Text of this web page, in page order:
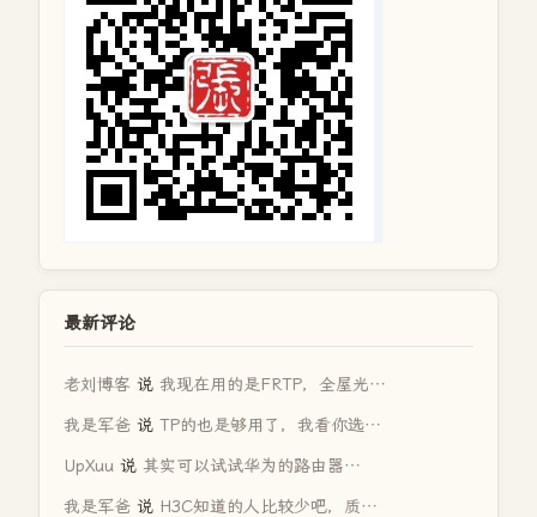
最新评论
老刘博客 说 我现在用的是FRTP，全屋光…
我是军爸 说 TP的也是够用了，我看你选…
UpXuu 说 其实可以试试华为的路由器…
我是军爸 说 H3C知道的人比较少吧，质…